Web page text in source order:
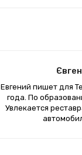
Євген
Евгений пишет для
года. По
Увлекается